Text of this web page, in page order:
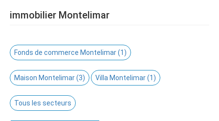
immobilier Montelimar
Fonds de commerce Montelimar (1)
Maison Montelimar (3) Villa Montelimar (1)
Tous les secteurs